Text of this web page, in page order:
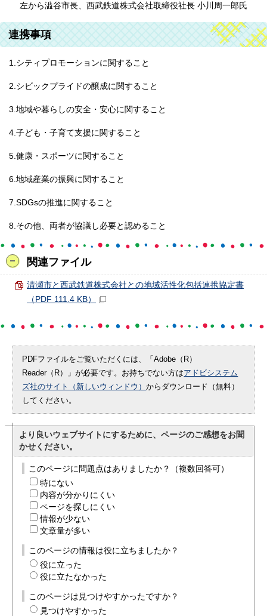
左から澁谷市長、西武鉄道株式会社取締役社長 小川周一郎氏
連携事項
1.シティプロモーションに関すること
2.シビックプライドの醸成に関すること
3.地域や暮らしの安全・安心に関すること
4.子ども・子育て支援に関すること
5.健康・スポーツに関すること
6.地域産業の振興に関すること
7.SDGsの推進に関すること
8.その他、両者が協議し必要と認めること
関連ファイル
清瀬市と西武鉄道株式会社との地域活性化包括連携協定書
（PDF 111.4 KB）
PDFファイルをご覧いただくには、「Adobe（R）
Reader（R）」が必要です。お持ちでない方はアドビシステム
ズ社のサイト（新しいウィンドウ）からダウンロード（無料）
してください。
より良いウェブサイトにするために、ページのご感想をお聞
かせください。
このページに問題点はありましたか？（複数回答可）
特にない
内容が分かりにくい
ページを探しにくい
情報が少ない
文章量が多い
このページの情報は役に立ちましたか？
役に立った
役に立たなかった
このページは見つけやすかったですか？
見つけやすかった